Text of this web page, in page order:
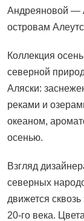
Андреяновой —
островам
Коллекция
северной
Аляски:
реками и
океаном,
осенью.
Взгляд
северных
движется
20-го века.